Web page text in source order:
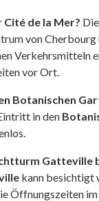
Cité de la Mer? Die
von
Verkehrsmitteln
vor Ort.
Botanischen
in den
Gatteville
kann besichtigt
Öffnungszeiten im